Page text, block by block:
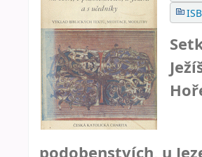
podobenstvích, u